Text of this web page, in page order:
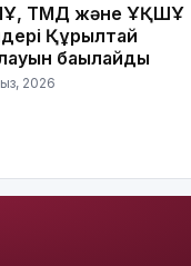
ТМД және ҰҚШҰ
Құрылтай
бақылайды
2026